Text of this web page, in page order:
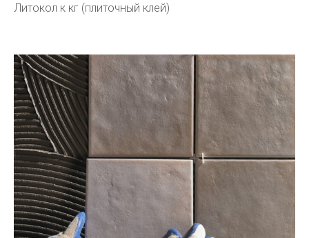
Литокол к кг (плиточный клей)